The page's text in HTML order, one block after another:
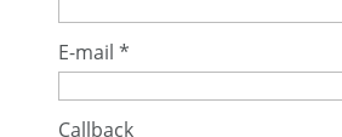
E-mail *
Callback